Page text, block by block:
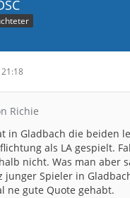
Richie
in Gladbach die beiden
als LA gespielt.
nicht. Was man aber
junger Spieler in
ne gute Quote gehabt.